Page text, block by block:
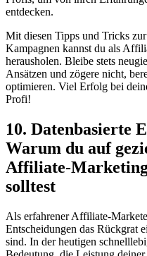
entdecken.
Mit diesen ‍Tipps ‌und Tricks
Kampagnen ‌kannst du als
⁤herausholen.⁢ Bleibe ⁤stets
Ansätzen ​und zögere nicht,
⁣optimieren. Viel ⁢Erfolg bei
Profi!
10.​ Datenbasierte
⁤Warum​ du auf
‌Affiliate-
solltest
Als erfahrener ‌Affiliate-
Entscheidungen das Rückgrat
sind. In ⁣der heutigen